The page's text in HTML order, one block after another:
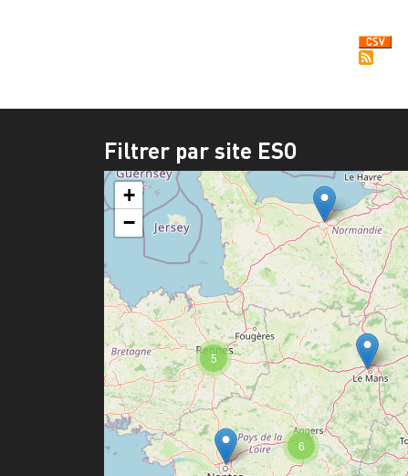
Filtrer par site ESO
6
5
+
−